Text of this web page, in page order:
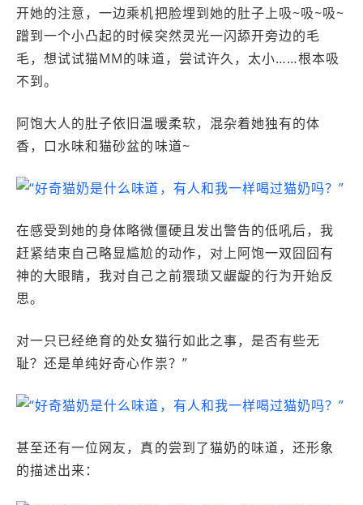
开她的注意，一边乘机把脸埋到她的肚子上吸~吸~吸~
蹭到一个小凸起的时候突然灵光一闪舔开旁边的毛
毛，想试试猫MM的味道，尝试许久，太小……根本吸
不到。
阿饱大人的肚子依旧温暖柔软，混杂着她独有的体
香，口水味和猫砂盆的味道~
在感受到她的身体略微僵硬且发出警告的低吼后，我
赶紧结束自己略显尴尬的动作，对上阿饱一双囧囧有
神的大眼睛，我对自己之前猥琐又龌龊的行为开始反
思。
对一只已经绝育的处女猫行如此之事，是否有些无
耻？还是单纯好奇心作祟？”
甚至还有一位网友，真的尝到了猫奶的味道，还形象
的描述出来：